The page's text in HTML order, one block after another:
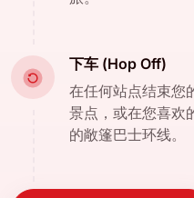
下车 (Hop Off)
在任何站点结束您
景点，或在您喜欢
的敞篷巴士环线。